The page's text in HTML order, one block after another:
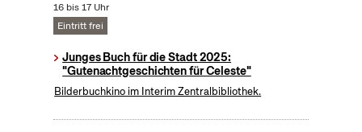
16 bis 17 Uhr
Eintritt frei
Junges Buch für die Stadt 2025:
"Gutenachtgeschichten für Celeste"
Bilderbuchkino im Interim Zentralbibliothek.